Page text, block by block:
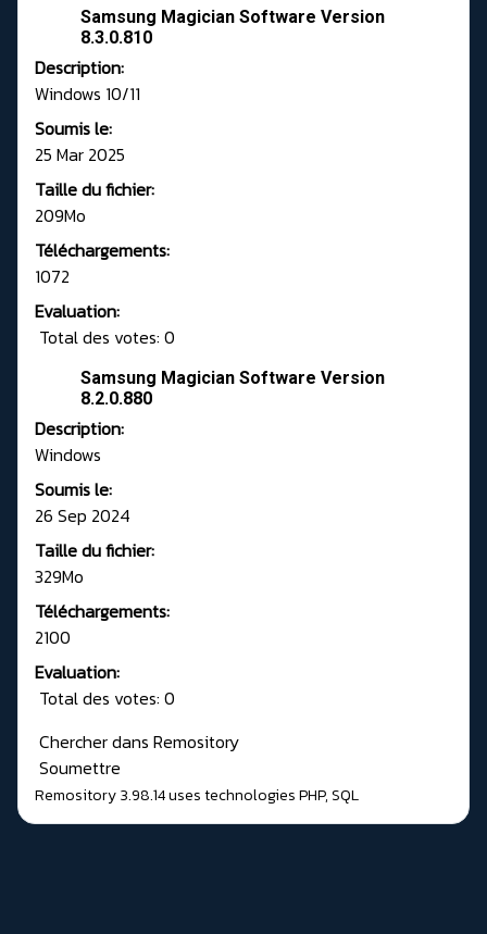
Samsung Magician Software Version
8.3.0.810
Description:
Windows 10/11
Soumis le:
25 Mar 2025
Taille du fichier:
209Mo
Téléchargements:
1072
Evaluation:
Total des votes: 0
Samsung Magician Software Version
8.2.0.880
Description:
Windows
Soumis le:
26 Sep 2024
Taille du fichier:
329Mo
Téléchargements:
2100
Evaluation:
Total des votes: 0
Chercher dans Remository
Soumettre
Remository 3.98.14uses technologiesPHP,SQL